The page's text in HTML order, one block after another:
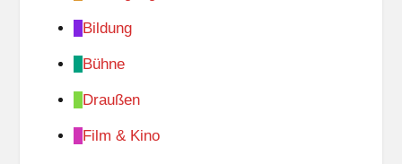
Bildung
Bühne
Draußen
Film & Kino